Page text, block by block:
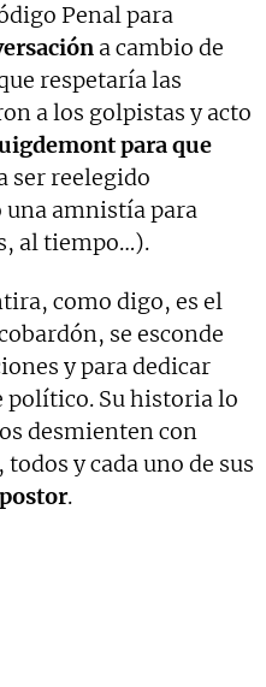
Penal para
a cambio de
respetaría las
a los golpistas y acto
para que
ser reelegido
amnistía para
al tiempo…).
como digo, es el
se esconde
y para dedicar
político. Su historia lo
desmienten con
y cada uno de sus
.